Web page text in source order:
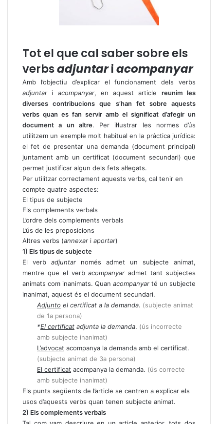
Tot el que cal saber sobre els
verbsadjuntariacompanyar
Amb l’objectiu d’explicar el funcionament dels verbs
adjuntar i acompanyar, en aquest article reunim les
diverses contribucions que s’han fet sobre aquests
verbs quan es fan servir amb el significat d’afegir un
document a un altre. Per il·lustrar les normes d’ús
utilitzem un exemple molt habitual en la pràctica jurídica:
el fet de presentar una demanda (document principal)
juntament amb un certificat (document secundari) que
permet justificar algun dels fets al·legats.
Per utilitzar correctament aquests verbs, cal tenir en
compte quatre aspectes:
El tipus de subjecte
Els complements verbals
L’ordre dels complements verbals
L’ús de les preposicions
Altres verbs (annexar i aportar)
1) Els tipus de subjecte
El verb adjuntar només admet un subjecte animat,
mentre que el verbacompanyar admet tant subjectes
animats com inanimats. Quan acompanyar té un subjecte
inanimat, aquest és el document secundari.
Adjunto el certificat a la demanda. (subjecte animat
de 1a persona)
*El certificat adjunta la demanda. (ús incorrecte
amb subjecte inanimat)
L’advocat acompanya la demanda amb el certificat.
(subjecte animat de 3a persona)
El certificat acompanya la demanda. (ús correcte
amb subjecte inanimat)
Els punts següents de l’article se centren a explicar els
usos d’aquests verbs quan tenen subjecte animat.
2) Els complements verbals